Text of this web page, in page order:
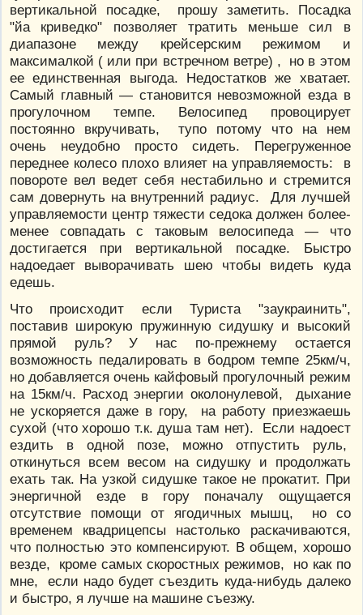
вертикальной посадке, прошу заметить. Посадка
"йа криведко" позволяет тратить меньше сил в
диапазоне между крейсерским режимом и
максималкой ( или при встречном ветре) , но в этом
ее единственная выгода. Недостатков же хватает.
Самый главный — становится невозможной езда в
прогулочном темпе. Велосипед провоцирует
постоянно вкручивать, тупо потому что на нем
очень неудобно просто сидеть. Перегруженное
переднее колесо плохо влияет на управляемость: в
повороте вел ведет себя нестабильно и стремится
сам довернуть на внутренний радиус. Для лучшей
управляемости центр тяжести седока должен более-
менее совпадать с таковым велосипеда — что
достигается при вертикальной посадке. Быстро
надоедает выворачивать шею чтобы видеть куда
едешь.
Что происходит если Туриста "заукраинить",
поставив широкую пружинную сидушку и высокий
прямой руль? У нас по-прежнему остается
возможность педалировать в бодром темпе 25км/ч,
но добавляется очень кайфовый прогулочный режим
на 15км/ч. Расход энергии околонулевой, дыхание
не ускоряется даже в гору, на работу приезжаешь
сухой (что хорошо т.к. душа там нет). Если надоест
ездить в одной позе, можно отпустить руль,
откинуться всем весом на сидушку и продолжать
ехать так. На узкой сидушке такое не прокатит. При
энергичной езде в гору поначалу ощущается
отсутствие помощи от ягодичных мышц, но со
временем квадрицепсы настолько раскачиваются,
что полностью это компенсируют. В общем, хорошо
везде, кроме самых скоростных режимов, но как по
мне, если надо будет съездить куда-нибудь далеко
и быстро, я лучше на машине съезжу.